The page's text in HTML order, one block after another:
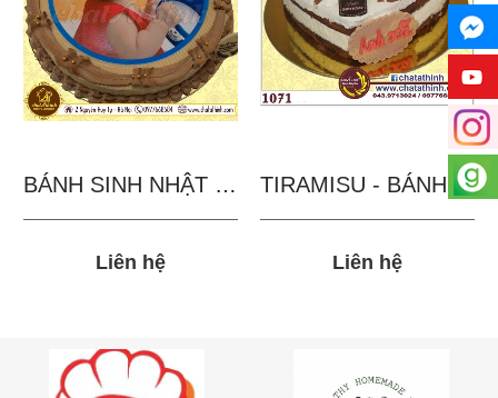
BÁNH SINH NHẬT IN...
Liên hệ
TIRAMISU - BÁNH TẶNG...
Liên hệ